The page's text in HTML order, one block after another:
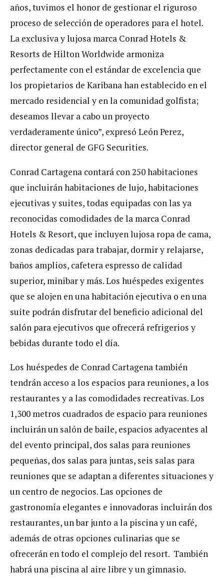
años, tuvimos el honor de gestionar el riguroso
proceso de selección de operadores para el hotel.
La exclusiva y lujosa marca Conrad Hotels &
Resorts de Hilton Worldwide armoniza
perfectamente con el estándar de excelencia que
los propietarios de Karibana han establecido en el
mercado residencial y en la comunidad golfista;
deseamos llevar a cabo un proyecto
verdaderamente único”, expresó León Perez,
director general de GFG Securities.
Conrad Cartagena contará con 250 habitaciones
que incluirán habitaciones de lujo, habitaciones
ejecutivas y suites, todas equipadas con las ya
reconocidas comodidades de la marca Conrad
Hotels & Resort, que incluyen lujosa ropa de cama,
zonas dedicadas para trabajar, dormir y relajarse,
baños amplios, cafetera espresso de calidad
superior, minibar y más. Los huéspedes exigentes
que se alojen en una habitación ejecutiva o en una
suite podrán disfrutar del beneficio adicional del
salón para ejecutivos que ofrecerá refrigerios y
bebidas durante todo el día.
Los huéspedes de Conrad Cartagena también
tendrán acceso a los espacios para reuniones, a los
restaurantes y a las comodidades recreativas. Los
1,300 metros cuadrados de espacio para reuniones
incluirán un salón de baile, espacios adyacentes al
del evento principal, dos salas para reuniones
pequeñas, dos salas para juntas, seis salas para
reuniones que se adaptan a diferentes situaciones y
un centro de negocios. Las opciones de
gastronomía elegantes e innovadoras incluirán dos
restaurantes, un bar junto a la piscina y un café,
además de otras opciones culinarias que se
ofrecerán en todo el complejo del resort. También
habrá una piscina al aire libre y un gimnasio.